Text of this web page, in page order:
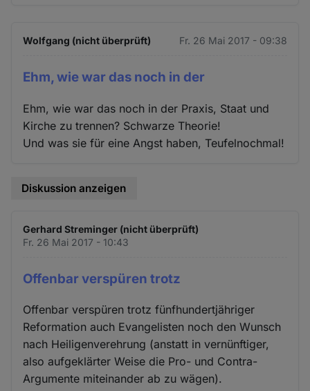
Wolfgang (nicht überprüft) Fr. 26 Mai 2017 - 09:38
Ehm, wie war das noch in der
Ehm, wie war das noch in der Praxis, Staat und
Kirche zu trennen? Schwarze Theorie!
Und was sie für eine Angst haben, Teufelnochmal!
Diskussion anzeigen
Gerhard Streminger (nicht überprüft)
Fr. 26 Mai 2017 - 10:43
Offenbar verspüren trotz
Offenbar verspüren trotz fünfhundertjähriger
Reformation auch Evangelisten noch den Wunsch
nach Heiligenverehrung (anstatt in vernünftiger,
also aufgeklärter Weise die Pro- und Contra-
Argumente miteinander ab zu wägen).